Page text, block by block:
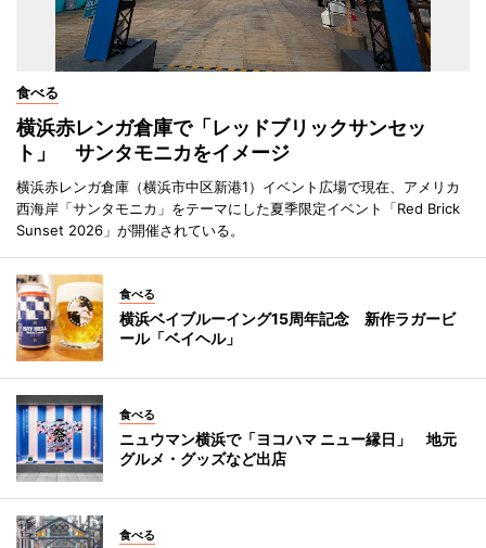
食べる
横浜赤レンガ倉庫で「レッドブリックサンセッ
ト」 サンタモニカをイメージ
横浜赤レンガ倉庫（横浜市中区新港1）イベント広場で現在、アメリカ
西海岸「サンタモニカ」をテーマにした夏季限定イベント「Red Brick
Sunset 2026」が開催されている。
食べる
横浜ベイブルーイング15周年記念 新作ラガービ
ール「ベイヘル」
食べる
ニュウマン横浜で「ヨコハマ ニュー縁日」 地元
グルメ・グッズなど出店
食べる